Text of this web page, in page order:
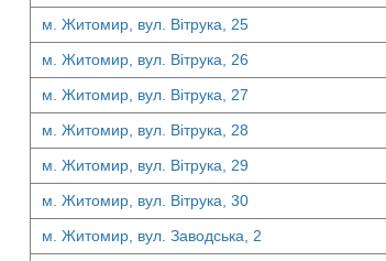
м. Житомир, вул. Вітрука, 25
м. Житомир, вул. Вітрука, 26
м. Житомир, вул. Вітрука, 27
м. Житомир, вул. Вітрука, 28
м. Житомир, вул. Вітрука, 29
м. Житомир, вул. Вітрука, 30
м. Житомир, вул. Заводська, 2